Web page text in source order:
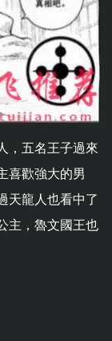
，五名王子過來
喜歡強大的男
天龍人也看中了
主，魯文國王也